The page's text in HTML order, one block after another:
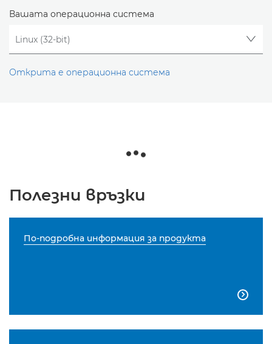
Вашата операционна система
Открита е операционна система
Полезни връзки
По-подробна информация за продукта
